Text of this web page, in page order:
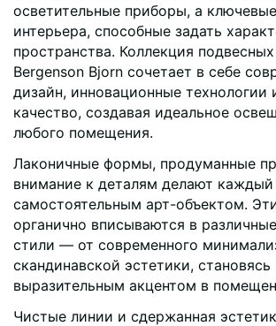
осветительные приборы, а
интерьера, способные задать
пространства. Коллекция
Bergenson Bjorn сочетает в себе
дизайн, инновационные технологии
качество, создавая идеальное
любого помещения.
Лаконичные формы, продуманные
внимание к деталям делают каждый
самостоятельным арт-объектом.
органично вписываются в
стили — от современного
скандинавской эстетики, становясь
выразительным акцентом в
Чистые линии и сдержанная